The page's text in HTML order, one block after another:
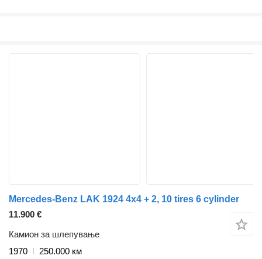
Mercedes-Benz LAK 1924 4x4 + 2, 10 tires 6 cylinder
11.900 €
Камион за шлепување
1970
250.000 км